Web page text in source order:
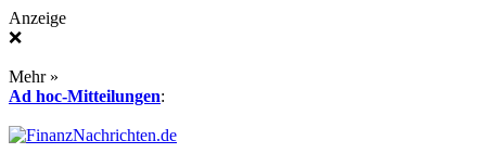
Anzeige
❌
Mehr »
Ad hoc-Mitteilungen: